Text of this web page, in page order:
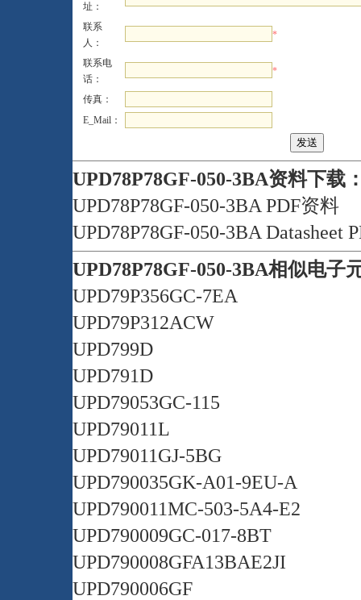
址：
联系
人：
*
联系电
话：
*
传真：
E_Mail：
UPD78P78GF-050-3BA资料下载
UPD78P78GF-050-3BA PDF资料
UPD78P78GF-050-3BA Datasheet
UPD78P78GF-050-3BA相似电子
UPD79P356GC-7EA
UPD79P312ACW
UPD799D
UPD791D
UPD79053GC-115
UPD79011L
UPD79011GJ-5BG
UPD790035GK-A01-9EU-A
UPD790011MC-503-5A4-E2
UPD790009GC-017-8BT
UPD790008GFA13BAE2JI
UPD790006GF